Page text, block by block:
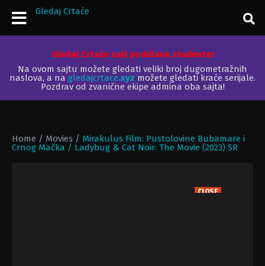
Gledaj Crtaće
Gledaj Crtaće sajt podržava studente!
Na ovom sajtu možete gledati veliki broj dugometražnih
naslova, a na gledajcrtace.xyz možete gledati kraće serijale.
Pozdrav od zvanične ekipe admina oba sajta!
Home / Movies / Mirakulus Film: Pustolovine Bubamare i
Crnog Mačka / Ladybug & Cat Noir: The Movie (2023) SR
CLOSE